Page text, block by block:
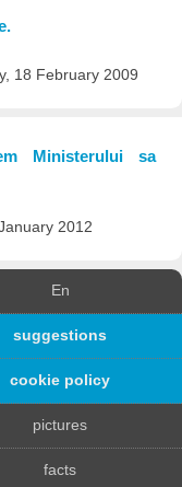
18 February 2009
Ministerului sa
2012
En
suggestions
cookie policy
pictures
facts